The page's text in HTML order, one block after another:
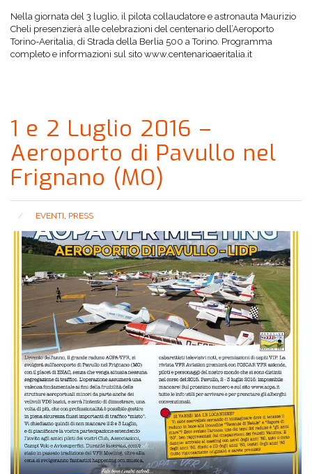
Nella giornata del 3 luglio, il pilota collaudatore e astronauta Maurizio
Cheli presenzierà alle celebrazioni del centenario dell’Aeroporto
Torino-Aeritalia, di Strada della Berlia 500 a Torino. Programma
completo e informazioni sul sito www.centenarioaeritalia.it
1 e 2 Luglio 2016 –
Aeroporto di Pavullo nel
Frignano (MO)
EVENTI PRESS